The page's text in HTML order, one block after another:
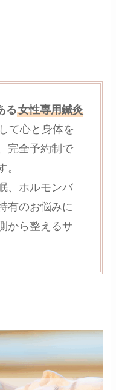
る女性専用鍼灸
て心と身体を
完全予約制で
。
、ホルモンバ
有のお悩みに
から整えるサ